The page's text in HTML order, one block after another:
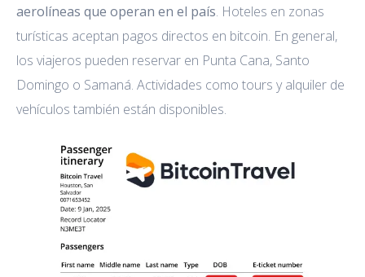
aerolíneas que operan en el país. Hoteles en zonas
turísticas aceptan pagos directos en bitcoin. En general,
los viajeros pueden reservar en Punta Cana, Santo
Domingo o Samaná. Actividades como tours y alquiler de
vehículos también están disponibles.